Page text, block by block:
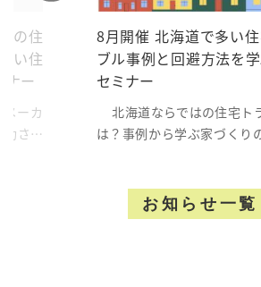
事例紹介
スタッフ紹介
店舗アクセス
プライバシーポリ
の住
い住
ナー
ーカ
させ
8月開催 北海道で多い
ブル事例と回避方法を
セミナー
北海道ならではの住宅ト
は？事例から学ぶ家づくり
お知らせ一覧